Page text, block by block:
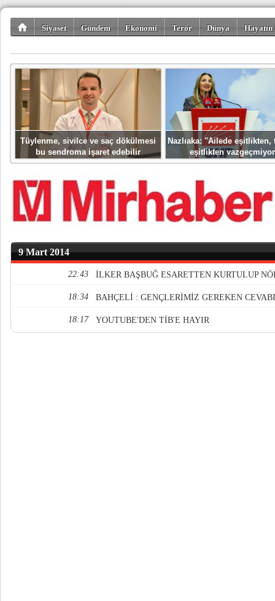
Siyaset Gündem Ekonomi Terör Dünya
Tüylenme, sivilce ve saç dökülmesi
bu sendroma işaret edebilir
Nazlıaka: ''Ailede eşitlikten,
eşitlikten
9 Mart 2014
22:43 İLKER BAŞBUĞ ESARETTEN KURTULUP
18:34 BAHÇELİ : GENÇLERİMİZ GEREKEN
18:17 YOUTUBE'DEN TİB'E HAYIR